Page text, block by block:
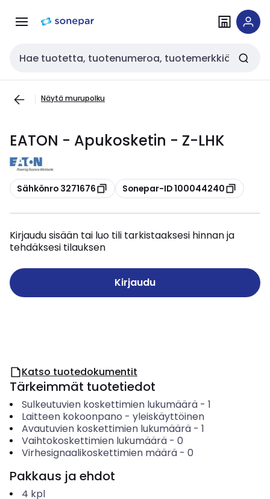
navigointiinsisältöön
Haku
Näytä murupolku
EATON - Apukosketin - Z-LHK
Kopioi
Sähkönro 3271676 Kopioi
Sonepar-ID 100044240
Kirjaudu sisään tai luo tili tarkistaaksesi hinnan ja
tehdäksesi tilauksen
Kirjaudu
Katso tuotedokumentit
Tärkeimmät tuotetiedot
Sulkeutuvien koskettimien lukumäärä- 1
Laitteen kokoonpano - yleiskäyttöinen
Avautuvien koskettimien lukumäärä- 1
Vaihtokoskettimien lukumäärä- 0
Virhesignaalikoskettimien määrä- 0
Pakkaus ja ehdot
4 kpl